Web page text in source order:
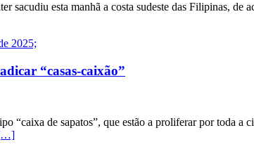
sacudiu esta manhã a costa sudeste das Filipinas,
“casas-caixão”
“caixa de sapatos”, que estão a proliferar por toda